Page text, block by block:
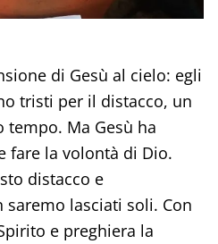
di Gesù al cielo: egli
tristi per il distacco, un
tempo. Ma Gesù ha
fare la volontà di Dio.
distacco e
lasciati soli. Con
e preghiera la